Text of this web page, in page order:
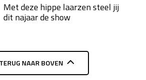
Met deze hippe laarzen steel jij
dit najaar de show
TERUG NAAR BOVEN